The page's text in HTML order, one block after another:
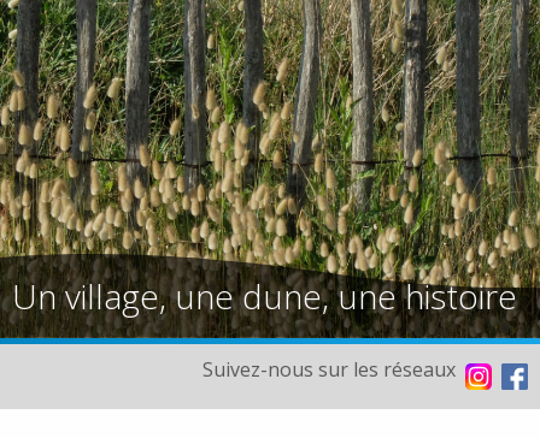
Un village, une dune, une histoire
Suivez-nous sur les réseaux